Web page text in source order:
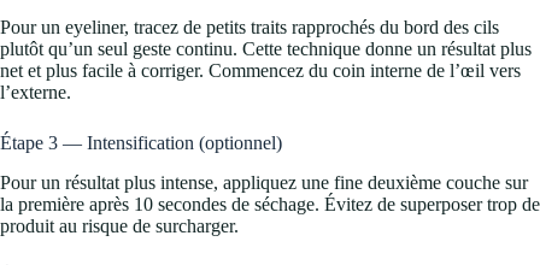
Pour un eyeliner, tracez de petits traits rapprochés du bord des cils
plutôt qu’un seul geste continu. Cette technique donne un résultat plus
net et plus facile à corriger. Commencez du coin interne de l’œil vers
l’externe.
Étape 3 — Intensification (optionnel)
Pour un résultat plus intense, appliquez une fine deuxième couche sur
la première après 10 secondes de séchage. Évitez de superposer trop de
produit au risque de surcharger.